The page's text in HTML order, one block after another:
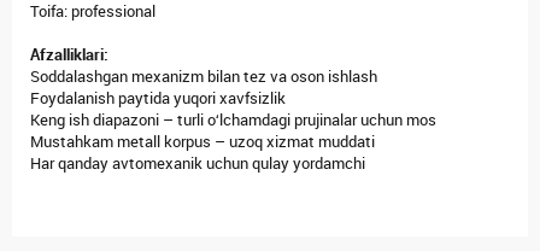
Toifa: professional
Afzalliklari:
Soddalashgan mexanizm bilan tez va oson ishlash
Foydalanish paytida yuqori xavfsizlik
Keng ish diapazoni – turli o‘lchamdagi prujinalar uchun mos
Mustahkam metall korpus – uzoq xizmat muddati
Har qanday avtomexanik uchun qulay yordamchi